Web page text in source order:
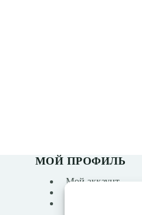
МОЙ ПРОФИЛЬ
Мой аккаунт